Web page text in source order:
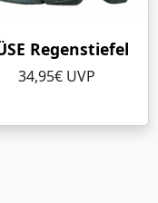
Regenstiefel
34,95€ UVP